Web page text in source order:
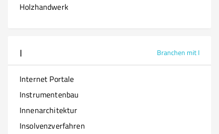
Holzhandwerk
I Branchen mit I
Internet Portale
Instrumentenbau
Innenarchitektur
Insolvenzverfahren